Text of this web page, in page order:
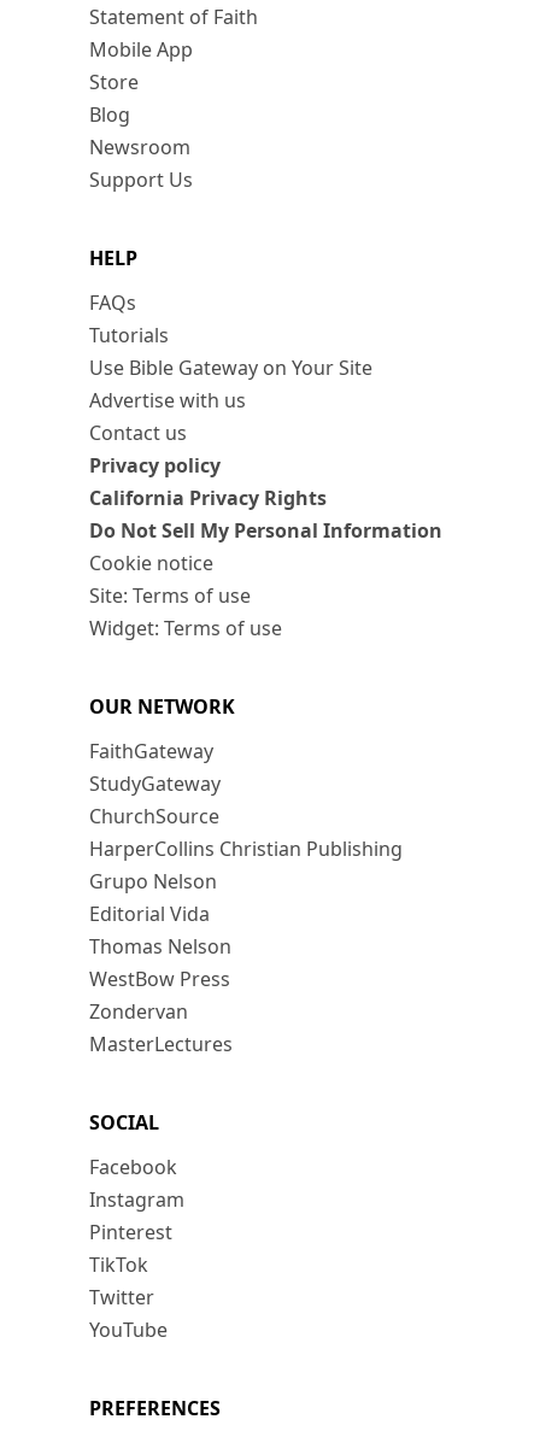
Statement of Faith
Mobile App
Store
Blog
Newsroom
Support Us
HELP
FAQs
Tutorials
Use Bible Gateway on Your Site
Advertise with us
Contact us
Privacy policy
California Privacy Rights
Do Not Sell My Personal Information
Cookie notice
Site: Terms of use
Widget: Terms of use
OUR NETWORK
FaithGateway
StudyGateway
ChurchSource
HarperCollins Christian Publishing
Grupo Nelson
Editorial Vida
Thomas Nelson
WestBow Press
Zondervan
MasterLectures
SOCIAL
Facebook
Instagram
Pinterest
TikTok
Twitter
YouTube
PREFERENCES